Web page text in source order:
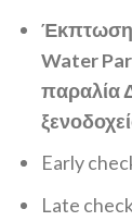
Έκπτωση
Water
παραλία
Early
Late